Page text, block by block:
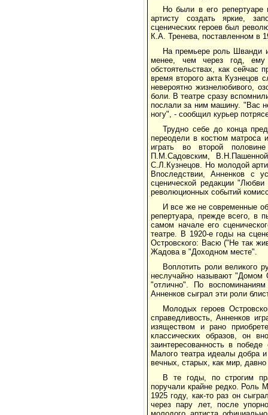
Но были в его репертуаре
артисту создать яркие,
сценических героев был
К.А. Тренева, поставленном в
На премьере роль Шванди
менее, чем через год, ему
обстоятельствах, как сейчас
время второго акта
невероятно жизнелюбивого,
боли. В театре сразу
послали за ним машину. "Вас
ногу", - сообщил курьер
Трудно себе до конца
переодели в костюм матроса
играть во второй
П.М.Садовским,
С.Л.Кузнецов. Но молодой
Впоследствии, Анненков с
сценической редакции
революционных событий
И все же не современные
репертуара, прежде всего, в
самом начале его
театре. В 1920-е годы на
Островского: Васю ("Не так
Жадова в "Доходном месте".
Воплотить роли великого
неслучайно называют "Домом
"отлично". По
Анненков сыграл эти роли
Молодых героев
справедливость, Анненков
изяществом и рано
классических образов, он
заинтересованность в
Малого театра идеалы добра
вечных, старых, как мир,
В те годы, по строгим
поручали крайне редко. Роль
1925 году, как-то раз он
через пару лет, после